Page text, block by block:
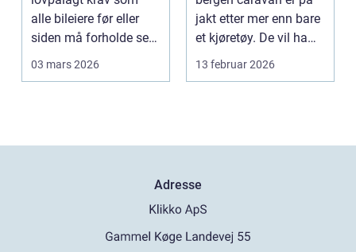
alle bileiere før eller
siden må forholde seg
til. For mange bl...
03 mars 2026
jakt etter mer enn bare
et kjøretøy. De vil ha
frihet, fl...
13 februar 2026
Adresse